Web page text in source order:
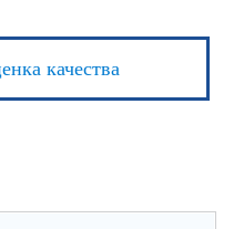
качества